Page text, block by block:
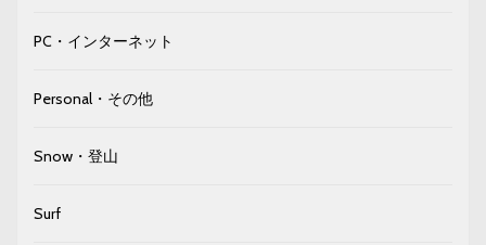
PC・インターネット
Personal・その他
Snow・登山
Surf